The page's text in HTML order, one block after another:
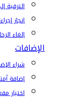
الترقية
إنجاز
إلغاء
الإضافات
شراء
إضافة
اختيار